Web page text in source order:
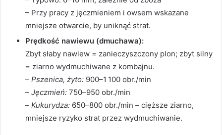
– Przy pracy z jęczmieniem i owsem wskazane
mniejsze otwarcie, by uniknąć strat.
Prędkość nawiewu (dmuchawa):
Zbyt słaby nawiew = zanieczyszczony plon; zbyt silny
= ziarno wydmuchiwane z kombajnu.
– Pszenica, żyto: 900–1 100 obr./min
– Jęczmień: 750–950 obr./min
– Kukurydza: 650–800 obr./min – cięższe ziarno,
mniejsze ryzyko strat przez wydmuchiwanie.